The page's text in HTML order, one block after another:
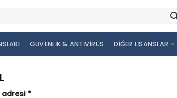
GÜVENLIK & ANTIVIRÜS DIĞER LISANSLAR
*Gerekli